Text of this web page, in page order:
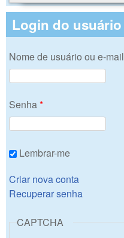
Login do usuário
Nome de usuário ou e-mail
Senha *
Lembrar-me
Criar nova conta
Recuperar senha
CAPTCHA